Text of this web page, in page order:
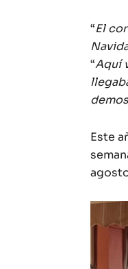
“El
“Aquí
Este